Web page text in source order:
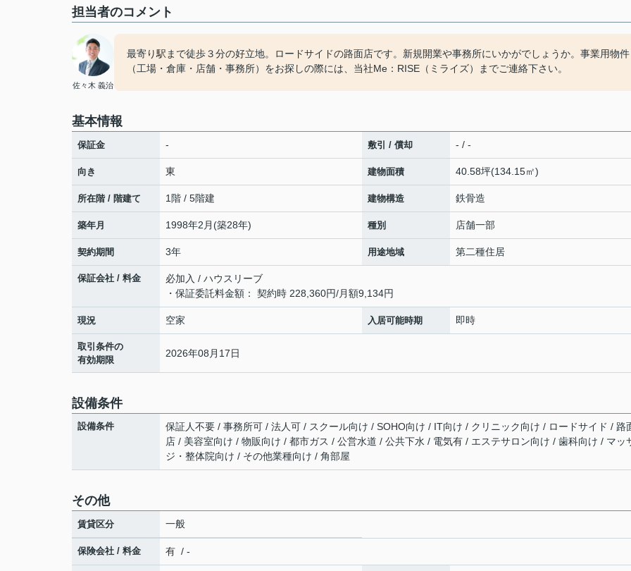
担当者のコメント
佐々木 義治
最寄り駅まで徒歩３分の好立地。ロードサイドの路面店です。新規開業や事務所にいかがでしょうか。事業用物件
（工場・倉庫・店舗・事務所）をお探しの際には、当社Me：RISE（ミライズ）までご連絡下さい。
基本情報
保証金 - 敷引 / 償却 - / -
向き 東 建物面積 40.58坪(134.15㎡)
所在階 / 階建て 1階 / 5階建 建物構造 鉄骨造
築年月 1998年2月(築28年) 種別 店舗一部
契約期間 3年 用途地域 第二種住居
保証会社 / 料金
必加入 / ハウスリーブ
・保証委託料金額： 契約時 228,360円/月額9,134円
現況 空家 入居可能時期 即時
取引条件の
有効期限
2026年08月17日
設備条件
設備条件
保証人不要 / 事務所可 / 法人可 / スクール向け / SOHO向け / IT向け / クリニック向け / ロードサイド / 路
店 / 美容室向け / 物販向け / 都市ガス / 公営水道 / 公共下水 / 電気有 / エステサロン向け / 歯科向け / マッ
ジ・整体院向け / その他業種向け / 角部屋
その他
賃貸区分 一般
保険会社 / 料金 有 / -